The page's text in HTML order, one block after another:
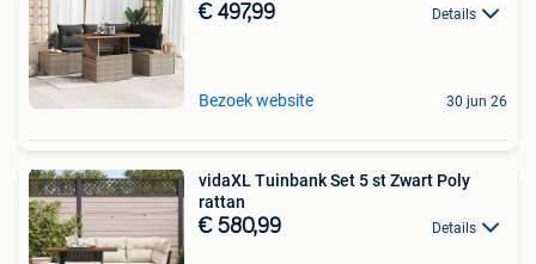
€ 497,99 Details
Bezoek website 30 jun 26
vidaXL Tuinbank Set 5 st Zwart Poly
rattan
€ 580,99 Details